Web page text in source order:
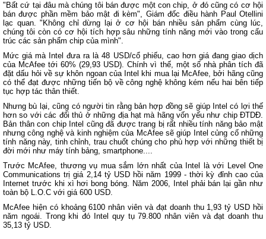
"Bất cứ tại đâu mà chúng tôi bán được một con chip, ở đó cũng có cơ hội
bán được phần mềm bảo mật đi kèm", Giám đốc điều hành Paul Otellini
lạc quan. "Không chỉ dừng lại ở cơ hội bán nhiều sản phẩm cùng lúc,
chúng tôi còn có cơ hội tích hợp sâu những tính năng mới vào trong cấu
trúc các sản phẩm chip của mình".
Mức giá mà Intel đưa ra là 48 USD/cổ phiếu, cao hơn giá đang giao dịch
của McAfee tới 60% (29,93 USD). Chính vì thế, một số nhà phân tích đã
đặt dấu hỏi về sự khôn ngoan của Intel khi mua lại McAfee, bởi hãng cũng
có thể đạt được những tiến bộ về công nghệ không kém nếu hai bên tiếp
tục hợp tác thân thiết.
Nhưng bù lại, cũng có người tin rằng bản hợp đồng sẽ giúp Intel có lợi thế
hơn so với các đối thủ ở những địa hạt mà hãng vốn yếu như chip ĐTDĐ.
Bản thân con chip Intel cũng đã được trang bị rất nhiều tính năng bảo mật
nhưng công nghệ và kinh nghiệm của McAfee sẽ giúp Intel củng cố những
tính năng này, tinh chỉnh, trau chuốt chúng cho phù hợp với những thiết bị
đời mới như máy tính bảng, smartphone....
Trước McAfee, thương vụ mua sắm lớn nhất của Intel là với Level One
Communications trị giá 2,14 tỷ USD hồi năm 1999 - thời kỳ đỉnh cao của
Internet trước khi xì hơi bong bóng. Năm 2006, Intel phải bán lại gần như
toàn bộ L.O.C với giá 600 USD.
McAfee hiện có khoảng 6100 nhân viên và đạt doanh thu 1,93 tỷ USD hồi
năm ngoái. Trong khi đó Intel quy tụ 79.800 nhân viên và đạt doanh thu
35,13 tỷ USD.